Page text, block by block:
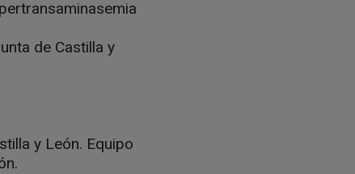
de Castilla y
y León. Equipo